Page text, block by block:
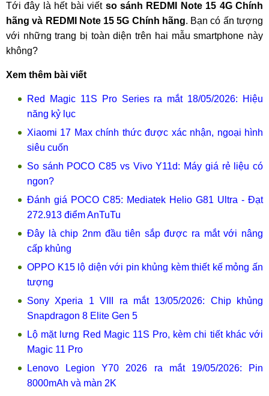
Tới đây là hết bài viết so sánh REDMI Note 15 4G Chính
hãng và REDMI Note 15 5G Chính hãng. Bạn có ấn tượng
với những trang bị toàn diện trên hai mẫu smartphone này
không?
Xem thêm bài viết
Red Magic 11S Pro Series ra mắt 18/05/2026: Hiệu
năng kỷ lục
Xiaomi 17 Max chính thức được xác nhận, ngoại hình
siêu cuốn
So sánh POCO C85 vs Vivo Y11d: Máy giá rẻ liệu có
ngon?
Đánh giá POCO C85: Mediatek Helio G81 Ultra - Đạt
272.913 điểm AnTuTu
Đây là chip 2nm đầu tiên sắp được ra mắt với nâng
cấp khủng
OPPO K15 lộ diện với pin khủng kèm thiết kế mỏng ấn
tượng
Sony Xperia 1 VIII ra mắt 13/05/2026: Chip khủng
Snapdragon 8 Elite Gen 5
Lộ mặt lưng Red Magic 11S Pro, kèm chi tiết khác với
Magic 11 Pro
Lenovo Legion Y70 2026 ra mắt 19/05/2026: Pin
8000mAh và màn 2K